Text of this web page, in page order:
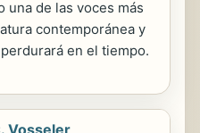
una de las voces más
contemporánea y
en el tiempo.